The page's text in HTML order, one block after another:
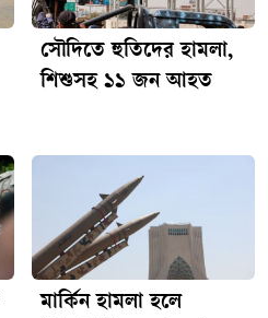
সৌদিতে হুতিদের হামলা,
শিশুসহ ১১ জন আহত
মার্কিন হামলা হলে